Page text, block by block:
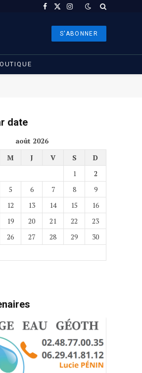
Facebook
X
Instagram
S'ABONNER
date
août 2026
M J V S
D
1
2
5 6 7 8
9
12 13 14 15
16
19 20 21 22
23
26 27 28 29
30